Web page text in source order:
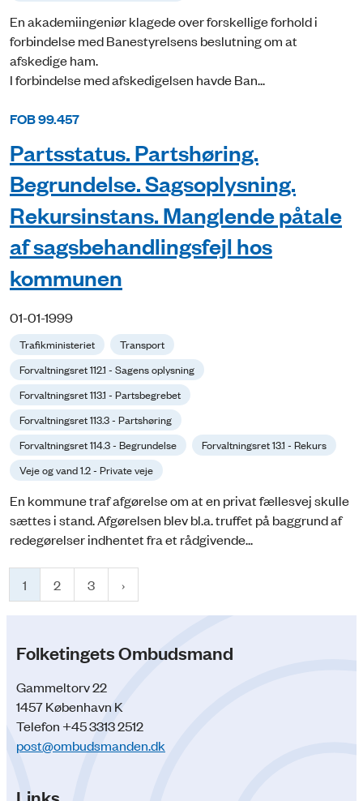
En akademiingeniør klagede over forskellige forhold i
forbindelse med Banestyrelsens beslutning om at
afskedige ham.
I forbindelse med afskedigelsen havde Ban...
FOB 99.457
Partsstatus. Partshøring.
Begrundelse. Sagsoplysning.
Rekursinstans. Manglende påtale
af sagsbehandlingsfejl hos
kommunen
01-01-1999
Trafikministeriet
Transport
Forvaltningsret 112.1 - Sagens oplysning
Forvaltningsret 113.1 - Partsbegrebet
Forvaltningsret 113.3 - Partshøring
Forvaltningsret 114.3 - Begrundelse
Forvaltningsret 13.1 - Rekurs
Veje og vand 1.2 - Private veje
En kommune traf afgørelse om at en privat fællesvej skulle
sættes i stand. Afgørelsen blev bl.a. truffet på baggrund af
redegørelser indhentet fra et rådgivende...
1 2 3
Folketingets Ombudsmand
Gammeltorv 22
1457 København K
Telefon +45 3313 2512
post@ombudsmanden.dk